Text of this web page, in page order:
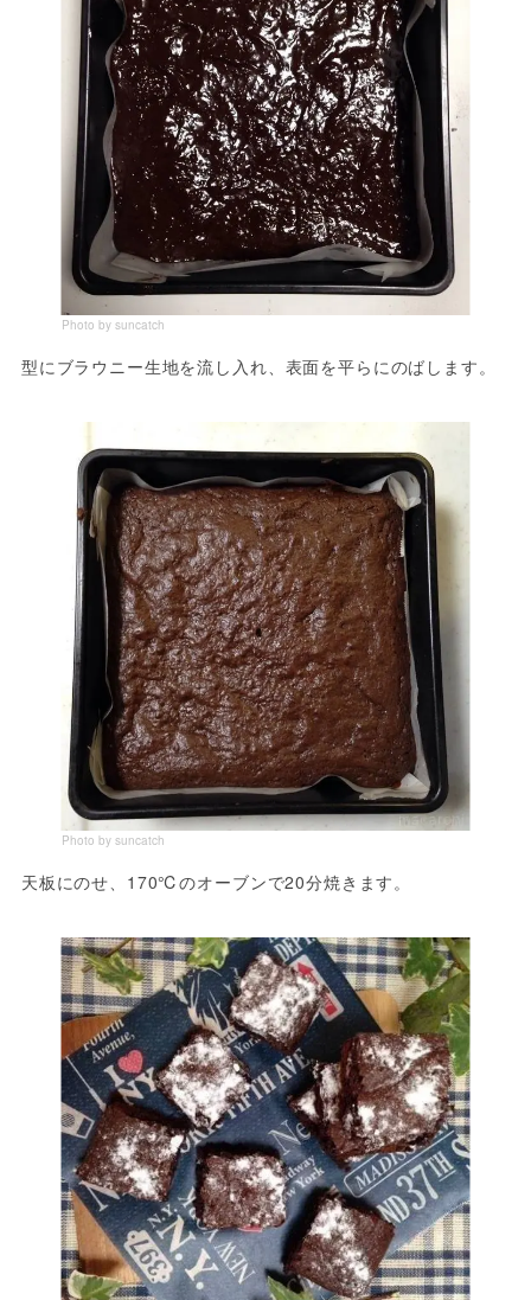
Photo by suncatch
型にブラウニー生地を流し入れ、表面を平らにのばします。
Photo by suncatch
天板にのせ、170℃のオーブンで20分焼きます。